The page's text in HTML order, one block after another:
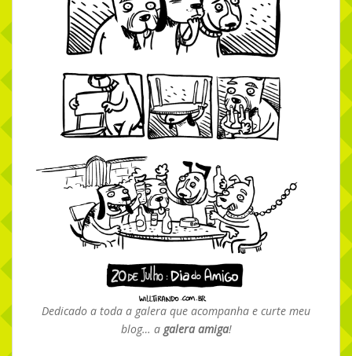
Dedicado a toda a galera que acompanha e curte meu
blog… a galera amiga!